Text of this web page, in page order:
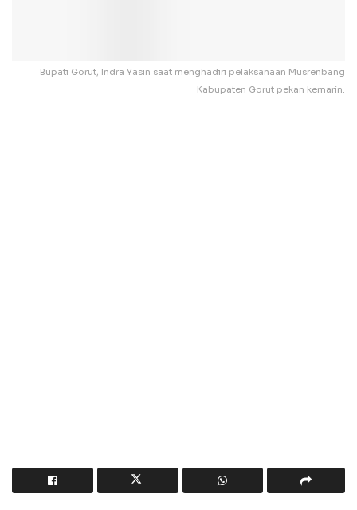
Bupati Gorut, Indra Yasin saat menghadiri pelaksanaan Musrenbang
Kabupaten Gorut pekan kemarin.